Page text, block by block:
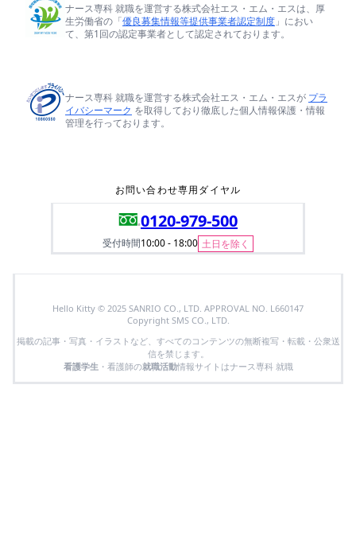
ナース専科 就職を運営する株式会社エス・エム・エスは、厚
生労働省の「優良募集情報等提供事業者認定制度 」におい
て、第1回の認定事業者として認定されております。
ナース専科 就職を運営する株式会社エス・エム・エスが プラ
イバシーマーク を取得しており徹底した個人情報保護・情報
管理を行っております。
お問い合わせ専用ダイヤル
0120-979-500
受付時間10:00 - 18:00 土日を除く
Hello Kitty © 2025 SANRIO CO., LTD. APPROVAL NO. L660147
Copyright SMS CO., LTD.
掲載の記事・写真・イラストなど、すべてのコンテンツの無断複写・転載・公衆送
信を禁じます。
看護学生 ・看護師の就職活動情報サイトはナース専科 就職